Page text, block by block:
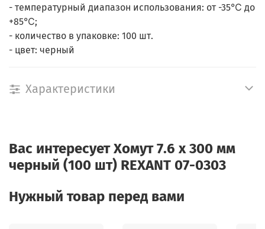
- температурный диапазон использования: от -35℃ до
+85℃;
- количество в упаковке: 100 шт.
- цвет: черный
Характеристики
Вас интересуетХомут 7.6 х 300 мм
черный (100 шт) REXANT 07-0303
Нужный товар перед вами